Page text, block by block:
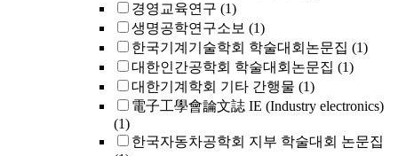
경영교육연구 (1)
생명공학연구소보 (1)
한국기계기술학회 학술대회논문집 (1)
대한인간공학회 학술대회논문집 (1)
대한기계학회 기타 간행물 (1)
電子工學會論文誌 IE (Industry electronics)
(1)
한국자동차공학회 지부 학술대회 논문집